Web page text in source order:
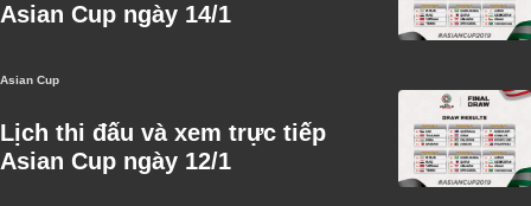
Asian Cup ngày 14/1
Asian Cup
Lịch thi đấu và xem trực tiếp
Asian Cup ngày 12/1